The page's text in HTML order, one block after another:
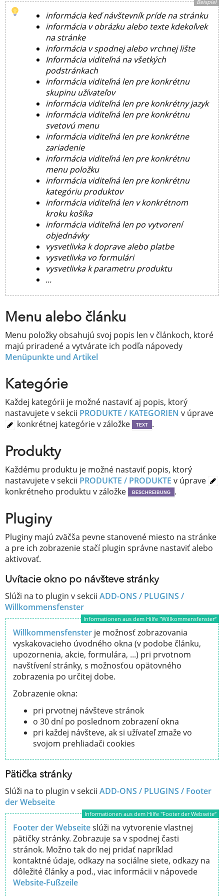
Beispiel
informácia keď návštevník príde na stránku
informácia v obrázku alebo texte kdekoľvek
na stránke
informácia v spodnej alebo vrchnej lište
Informácia viditeľná na všetkých
podstránkach
informácia viditeľná len pre konkrétnu
skupinu užívateľov
informácia viditeľná len pre konkrétny jazyk
informácia viditeľná len pre konkrétnu
svetovú menu
informácia viditeľná len pre konkrétne
zariadenie
informácia viditeľná len pre konkrétnu
menu položku
informácia viditeľná len pre konkrétnu
kategóriu produktov
informácia viditeľná len v konkrétnom
kroku košíka
informácia viditeľná len po vytvorení
objednávky
vysvetlivka k doprave alebo platbe
vysvetlivka vo formulári
vysvetlivka k parametru produktu
...
Menu alebo článku
Menu položky obsahujú svoj popis len v článkoch, ktoré
majú priradené a vytvárate ich podľa nápovedy
Menüpunkte und Artikel
Kategórie
Každej kategórii je možné nastaviť aj popis, ktorý
nastavujete v sekcii PRODUKTE / KATEGORIEN v úprave
konkrétnej kategórie v záložke
TEXT .
Produkty
Každému produktu je možné nastaviť popis, ktorý
nastavujete v sekcii PRODUKTE / PRODUKTE v úprave
konkrétneho produktu v záložke
BESCHREIBUNG .
Pluginy
Pluginy majú zväčša pevne stanovené miesto na stránke
a pre ich zobrazenie stačí plugin správne nastaviť alebo
aktivovať.
Uvítacie okno po návšteve stránky
Slúži na to plugin v sekcii ADD-ONS / PLUGINS /
Willkommensfenster
Informationen aus dem Hilfe "Willkommensfenster“
Willkommensfenster je možnosť zobrazovania
vyskakovacieho úvodného okna (v podobe článku,
upozornenia, akcie, formulára, ...) pri prvotnom
navštívení stránky, s možnosťou opätovného
zobrazenia po určitej dobe.
Zobrazenie okna:
pri prvotnej návšteve stránok
o 30 dní po poslednom zobrazení okna
pri každej návšteve, ak si užívateľ zmaže vo
svojom prehliadači cookies
Pätička stránky
Slúži na to plugin v sekcii ADD-ONS / PLUGINS / Footer
der Webseite
Informationen aus dem Hilfe "Footer der Webseite“
Footer der Webseiteslúži na vytvorenie vlastnej
pätičky stránky. Zobrazuje sa v spodnej časti
stránok. Možno tak do nej pridať napríklad
kontaktné údaje, odkazy na sociálne siete, odkazy na
dôležité články a pod., viac informácii v nápovede
Website-Fußzeile